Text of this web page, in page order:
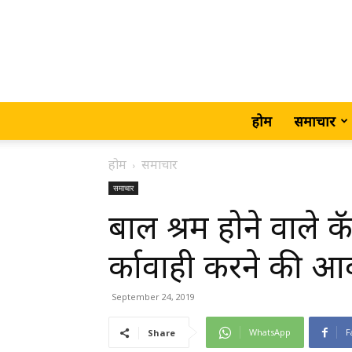
होम समाचार
होम समाचार
समाचार
बाल श्रम होने वाले
र्कावाही करने की
September 24, 2019
Share WhatsApp